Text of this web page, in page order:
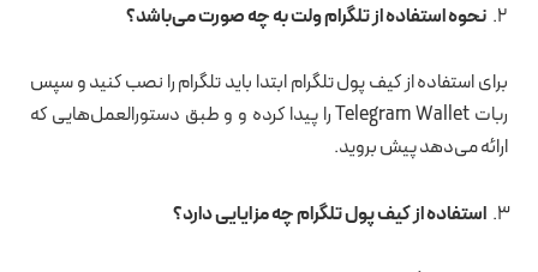
نحوه استفاده از تلگرام ولت به چه صورت می‌باشد؟
برای استفاده از کیف پول تلگرام ابتدا باید تلگرام را نصب کنید و سپس
ربات Telegram Wallet را پیدا کرده و و طبق دستورالعمل‌هایی که
ارائه می‌دهد پیش بروید.
استفاده از کیف پول تلگرام چه مزایایی دارد؟